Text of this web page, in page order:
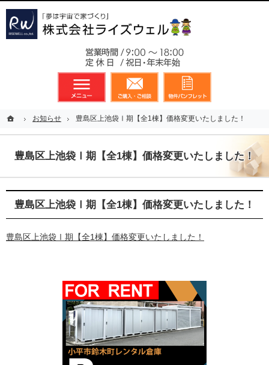
ホームお知らせ 豊島区上池袋Ⅰ期【全1棟】価格変更いたしました！
豊島区上池袋Ⅰ期【全1棟】価格変更いたしました！
豊島区上池袋Ⅰ期【全1棟】価格変更いたしました！
豊島区上池袋Ⅰ期【全1棟】価格変更いたしました！
メニュー 資料請求・お問合せ
ホームお知らせ 豊島区上池袋Ⅰ期【全1棟】価格変更いたしました！